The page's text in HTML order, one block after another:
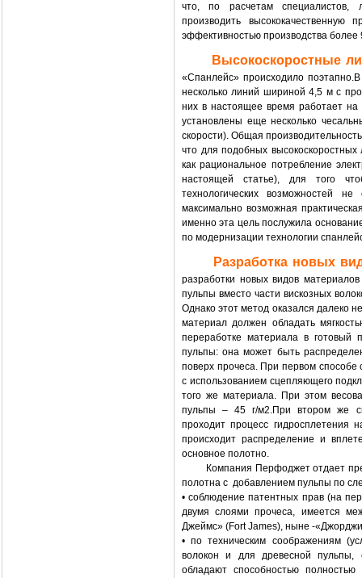
что, по расчетам специалистов,
производить
эффективностью производства более
Высокоскоростные
«Спанлейс» происходило
несколько линий шириной 4,5 м с
них в настоящее время работает на
установлены еще несколько
скорости). Общая
что для подобных
как рациональное потребление
настоящей статье), для того
технологических возможностей
максимально возможная
именно эта цель послужила
по модернизации технологии
Разработка новых
разработки новых видов
пульпы вместо части вискозных
Однако этот метод оказался далеко
материал должен обладать
переработке материала в готовый
пульпы: она может быть
поверх прочеса. При первом способе
с использованием сцепляющего
того же материала. При этом
пульпы – 45 г/м2.При втором же
проходит процесс гидросплетения
происходит распределение и
основное полотно.
Компания Перфоджет отдает
полотна с добавлением пульпы по
• соблюдение патентных прав (на
двумя слоями прочеса, имеется
Джеймс» (Fort James), ныне -
• по техническим соображениям
волокон и для древесной пульпы,
обладают способностью